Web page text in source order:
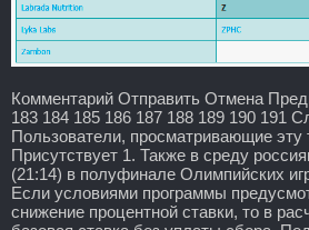
Комментарий Отправить Отмена
183 184 185 186 187 188 189 190 191
Пользователи, просматривающие эту
Присутствует 1. Также в среду
(21:14) в полуфинале Олимпийских
Если условиями программы
снижение процентной ставки, то в